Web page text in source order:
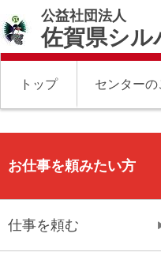
公益社団法人
佐賀県シル
トップ センターの
お仕事を頼みたい方
仕事を頼む